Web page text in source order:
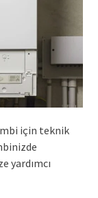
için teknik
yardımcı